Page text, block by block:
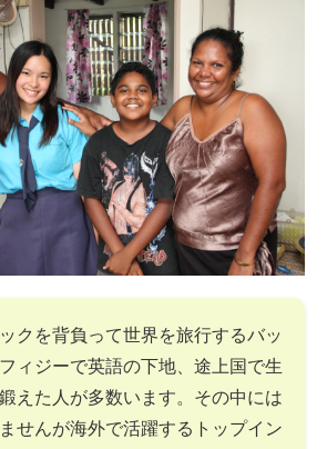
クを背負って世界を旅行するバッ
ィジーで英語の下地、途上国で生
えた人が多数います。その中には
せんが海外で活躍するトップイン